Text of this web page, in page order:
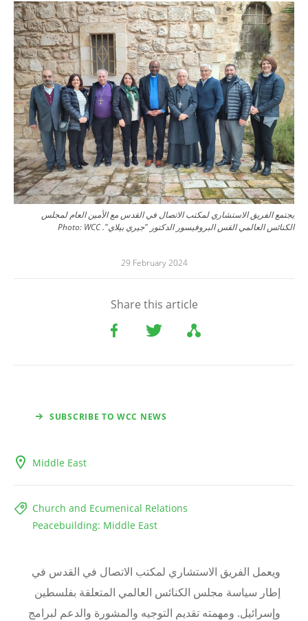
Image
يجتمع الفريق الاستشاري لمكتب الاتصال في القدس مع الأمين العام لمجلس
الكنائس العالمي القس البروفيسور الدكتور "جيري بيلاي".
Photo: WCC
29 February 2024
Share this article
SUBSCRIBE TO WCC NEWS
Middle East
Church and Ecumenical Relations
Peacebuilding: Middle East
ويعمل الفريق الاستشاري لمكتب الاتصال في القدس في
إطار سياسة مجلس الكنائس العالمي المتعلقة بفلسطين
وإسرائيل. ومهمته تقديم التوجيه والمشورة والدعم لبرامج